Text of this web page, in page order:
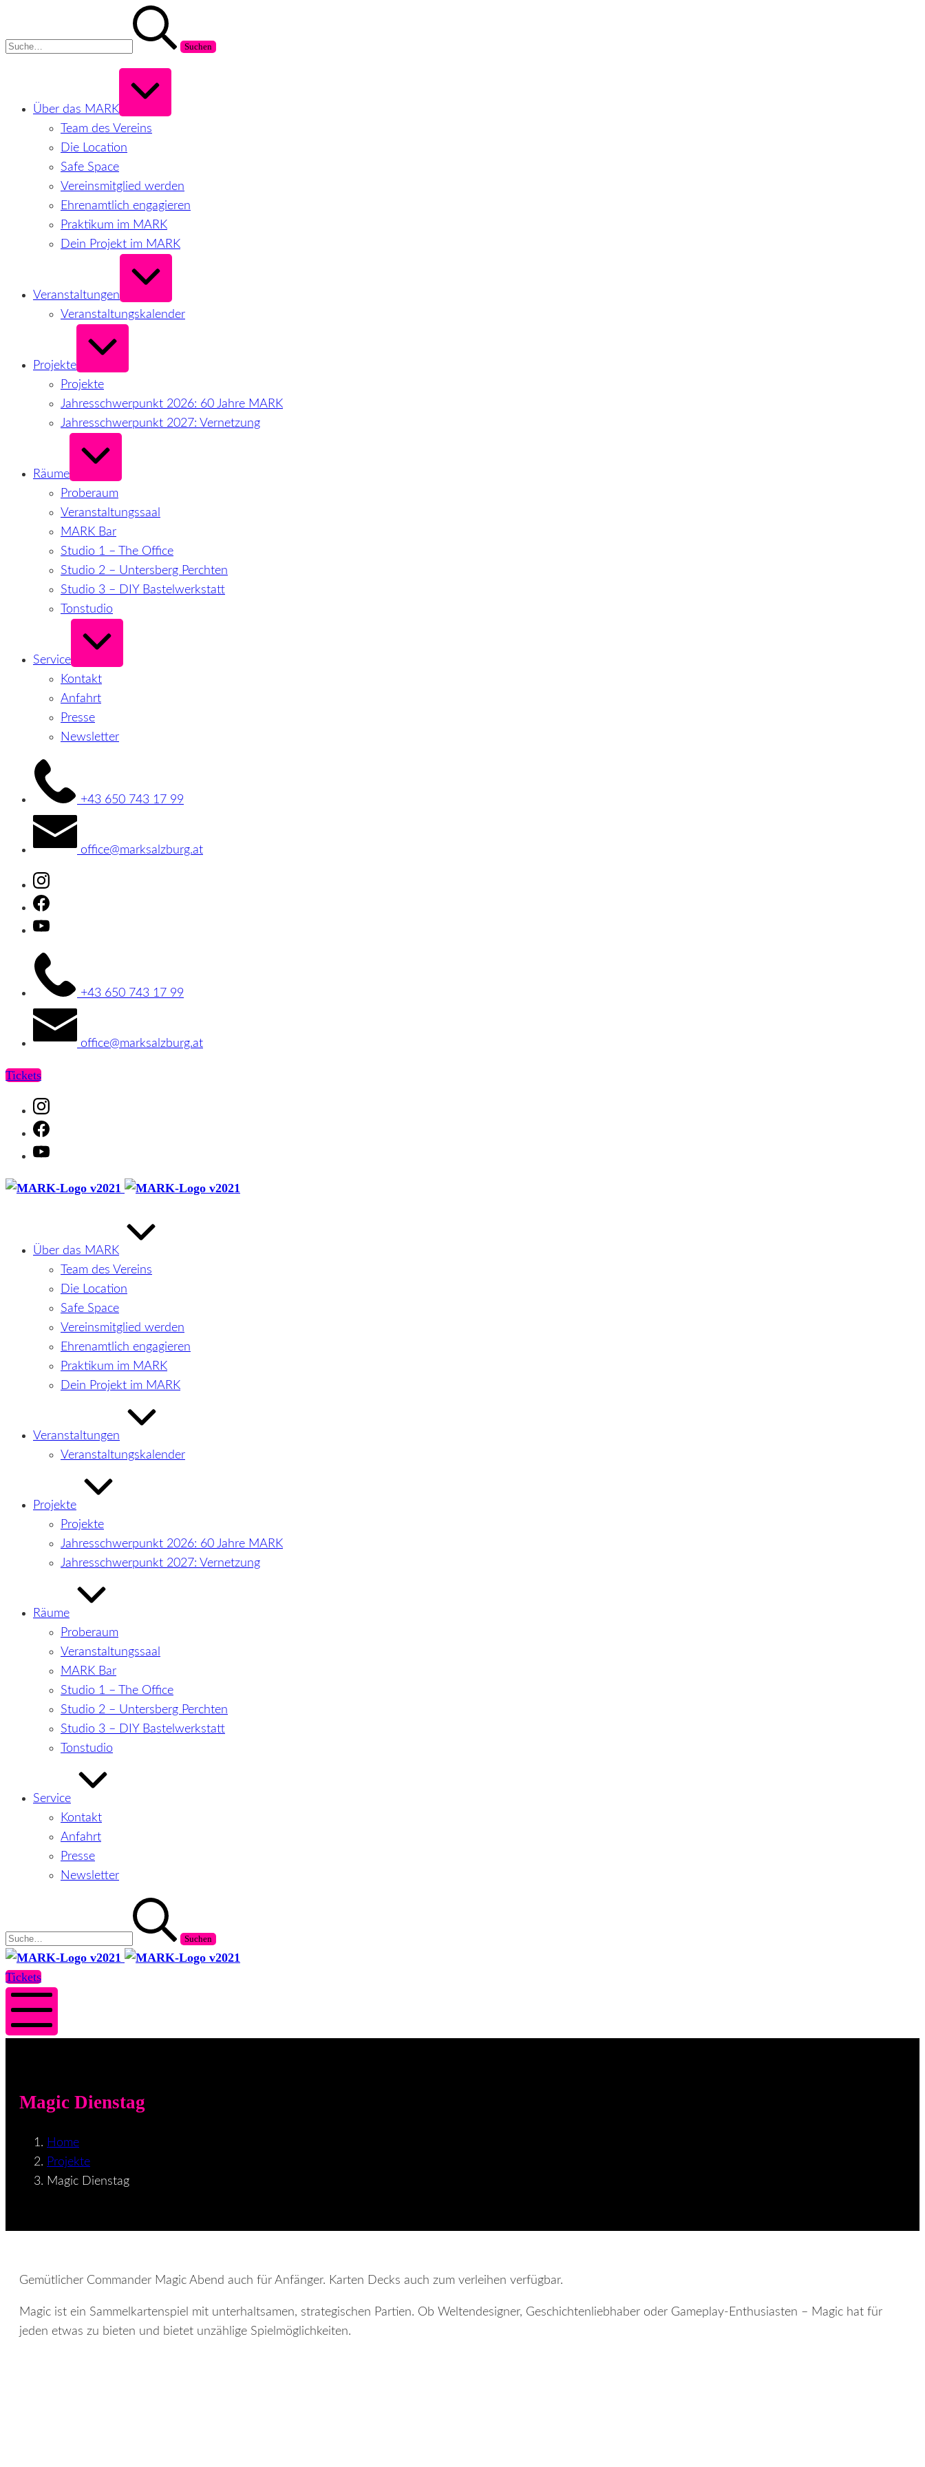
springen
Über das MARK
Erweitern
Team des Vereins
Die Location
Safe Space
Vereinsmitglied werden
Ehrenamtlich engagieren
Praktikum im MARK
Dein Projekt im MARK
Veranstaltungen
Erweitern
Veranstaltungskalender
Projekte
Erweitern
Projekte
Jahresschwerpunkt 2026: 60 Jahre MARK
Jahresschwerpunkt 2027: Vernetzung
Räume
Erweitern
Proberaum
Veranstaltungssaal
MARK Bar
Studio 1 – The Office
Studio 2 – Untersberg Perchten
Studio 3 – DIY Bastelwerkstatt
Tonstudio
Service
Erweitern
Kontakt
Anfahrt
Presse
Newsletter
+43 650 743 17 99
office@marksalzburg.at
Instagram
Facebook
Youtube
+43 650 743 17 99
office@marksalzburg.at
Tickets
Instagram
Facebook
Youtube
MARK
Über das MARK
Team des Vereins
Die Location
Safe Space
Vereinsmitglied werden
Ehrenamtlich engagieren
Praktikum im MARK
Dein Projekt im MARK
Veranstaltungen
Veranstaltungskalender
Projekte
Projekte
Jahresschwerpunkt 2026: 60 Jahre MARK
Jahresschwerpunkt 2027: Vernetzung
Räume
Proberaum
Veranstaltungssaal
MARK Bar
Studio 1 – The Office
Studio 2 – Untersberg Perchten
Studio 3 – DIY Bastelwerkstatt
Tonstudio
Service
Kontakt
Anfahrt
Presse
Newsletter
MARK
Tickets
Mobile
Magic Dienstag
Home
Projekte
Magic Dienstag
Gemütlicher Commander Magic Abend auch für Anfänger. Karten Decks auch zum verleihen verfügbar.
Magic ist ein Sammelkartenspiel mit unterhaltsamen, strategischen Partien. Ob Weltendesigner, Geschichtenliebhaber oder Gameplay-Enthusiasten – Magic hat für
jeden etwas zu bieten und bietet unzählige Spielmöglichkeiten.